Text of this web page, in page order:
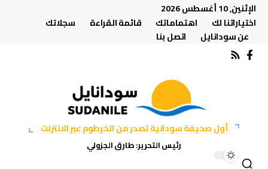
الإثنين, 10 أغسطس 2026
اختياراتنا لك
اهتماماتك قائمة القراءة
سجلاتك
عن سودانايل
اتصل بنا
أول صحيفة سودانية تصدر من الخرطوم عبر الانترنت
رئيس التحرير: طارق الجزولي